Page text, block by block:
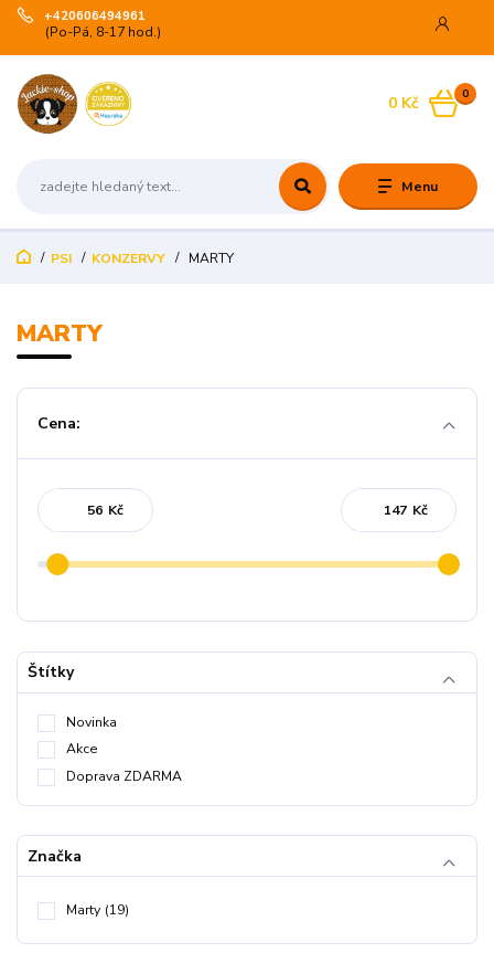
Menu
+420606494961
(Po-Pá, 8-17 hod.)
0
0 Kč
PSI KONZERVY MARTY
MARTY
Cena:
Kč Kč
Štítky
Novinka
Akce
Doprava ZDARMA
Značka
Marty (19)